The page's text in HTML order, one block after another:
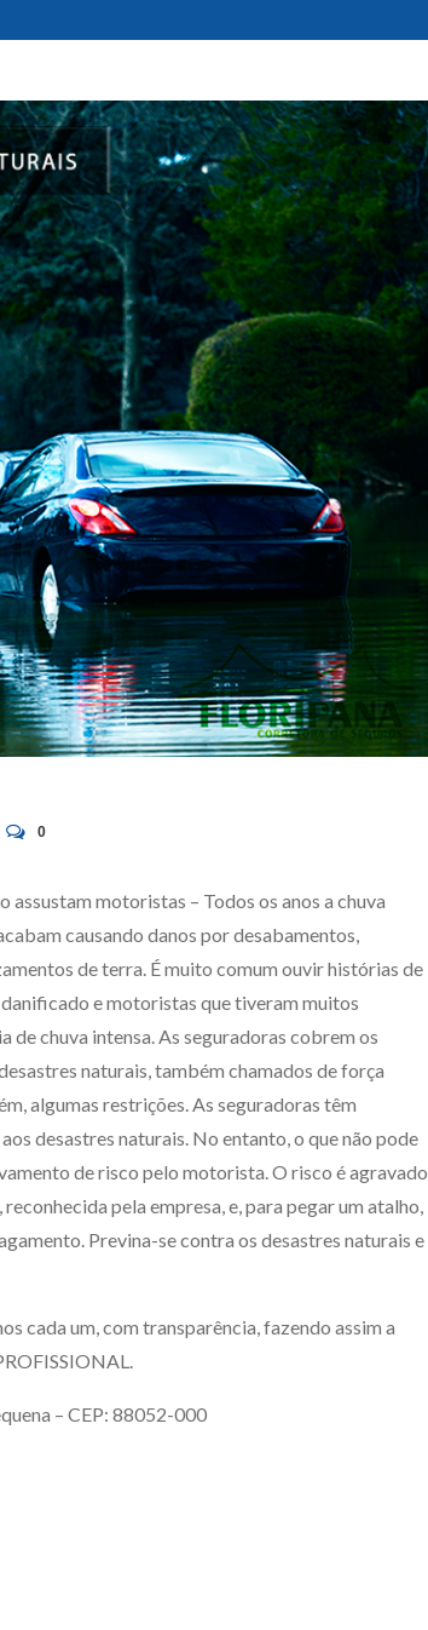
0
assustam motoristas – Todos os anos a chuva
causando danos por desabamentos,
de terra. É muito comum ouvir histórias de
e motoristas que tiveram muitos
de chuva intensa. As seguradoras cobrem os
naturais, também chamados de força
algumas restrições. As seguradoras têm
desastres naturais. No entanto, o que não pode
de risco pelo motorista. O risco é agravado
pela empresa, e, para pegar um atalho,
Previna-se contra os desastres naturais e
cada um, com transparência, fazendo assim a
– CEP: 88052-000